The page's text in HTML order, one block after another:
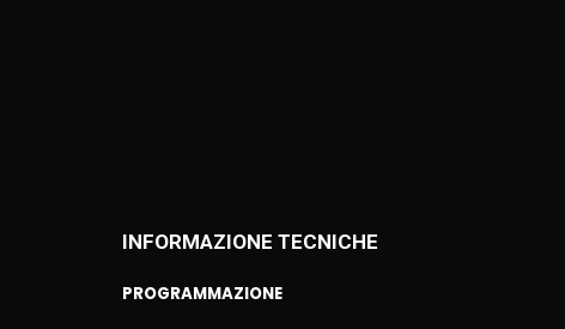
INFORMAZIONE TECNICHE
PROGRAMMAZIONE